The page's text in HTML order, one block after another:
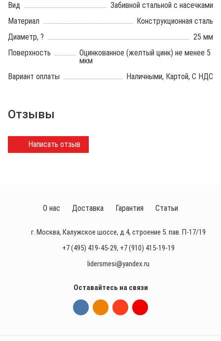
Вид
Забивной стальной с насечками
Материал
Конструкционная сталь
Диаметр, ?
25 мм
Поверхность
Оцинкованное (желтый цинк) не менее 5
мкм
Вариант оплаты
Наличными, Картой, С НДС
Отзывы
Написать отзыв
г. Москва, Калужское шоссе, д.4, строение 5. пав. П-17/19
+7 (495) 419-45-29, +7 (910) 415-19-19
lidersmesi@yandex.ru
О нас Доставка Гарантия Статьи
Оставайтесь на связи